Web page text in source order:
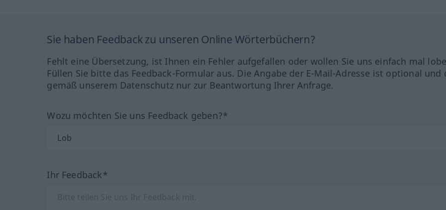
Sie haben Feedback zu unseren Online Wörterbüchern?
Fehlt eine Übersetzung, ist Ihnen ein Fehler aufgefallen oder wollen Sie uns einfach mal
Füllen Sie bitte das Feedback-Formular aus. Die Angabe der E-Mail-Adresse ist optional und
gemäß unserem Datenschutz nur zur Beantwortung Ihrer Anfrage.
Wozu möchten Sie uns Feedback geben?*
Ihr Feedback*